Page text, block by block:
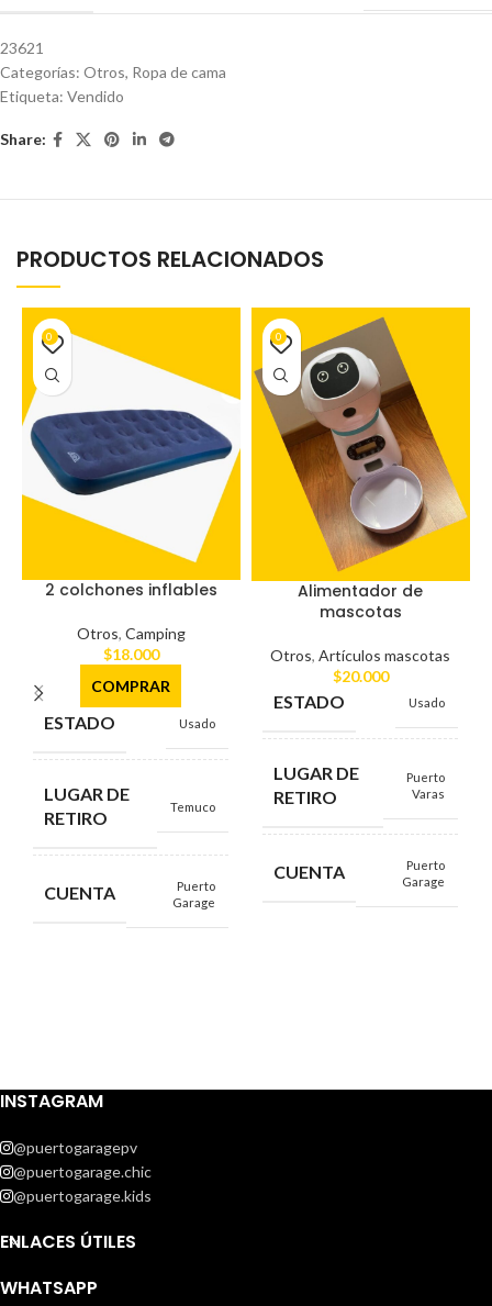
23621
Categorías: Otros, Ropa de cama
Etiqueta: Vendido
Share:
PRODUCTOS RELACIONADOS
2 colchones inflables
Otros, Camping
$18.000
COMPRAR
ESTADO Usado
LUGAR DE
RETIRO
Temuco
CUENTA
Puerto
Garage
0
Alimentador de
mascotas
Otros,Artículos mascotas
$20.000
ESTADO Usado
LUGAR DE
RETIRO
Puerto
Varas
CUENTA
Puerto
Garage
0
INSTAGRAM
@puertogaragepv
@puertogarage.chic
@puertogarage.kids
ENLACES ÚTILES
WHATSAPP